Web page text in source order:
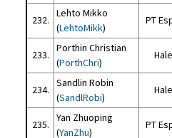
232.
Lehto Mikko
(LehtoMikk)
PT
233.
Porthin Christian
(PorthChri)
234.
Sandlin Robin
(SandlRobi)
235.
Yan Zhuoping
(YanZhu)
PT